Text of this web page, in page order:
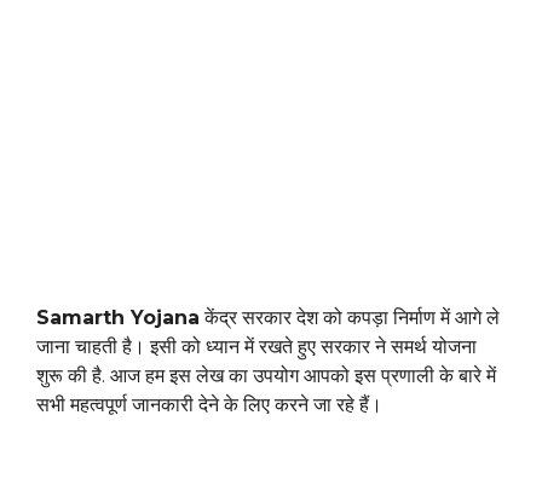
Samarth Yojana केंद्र सरकार देश को कपड़ा निर्माण में आगे ले
जाना चाहती है। इसी को ध्यान में रखते हुए सरकार ने समर्थ योजना
शुरू की है. आज हम इस लेख का उपयोग आपको इस प्रणाली के बारे में
सभी महत्वपूर्ण जानकारी देने के लिए करने जा रहे हैं।